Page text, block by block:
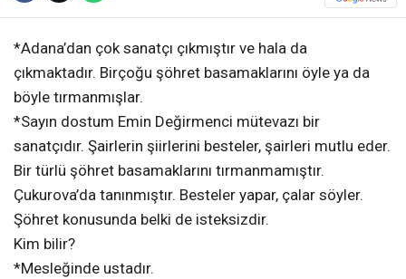
*Adana’dan çok sanatçı çıkmıştır ve hala da
çıkmaktadır. Birçoğu şöhret basamaklarını öyle ya da
böyle tırmanmışlar.
*Sayın dostum Emin Değirmenci mütevazı bir
sanatçıdır. Şairlerin şiirlerini besteler, şairleri mutlu eder.
Bir türlü şöhret basamaklarını tırmanmamıştır.
Çukurova’da tanınmıştır. Besteler yapar, çalar söyler.
Şöhret konusunda belki de isteksizdir.
Kim bilir?
*Mesleğinde ustadır.